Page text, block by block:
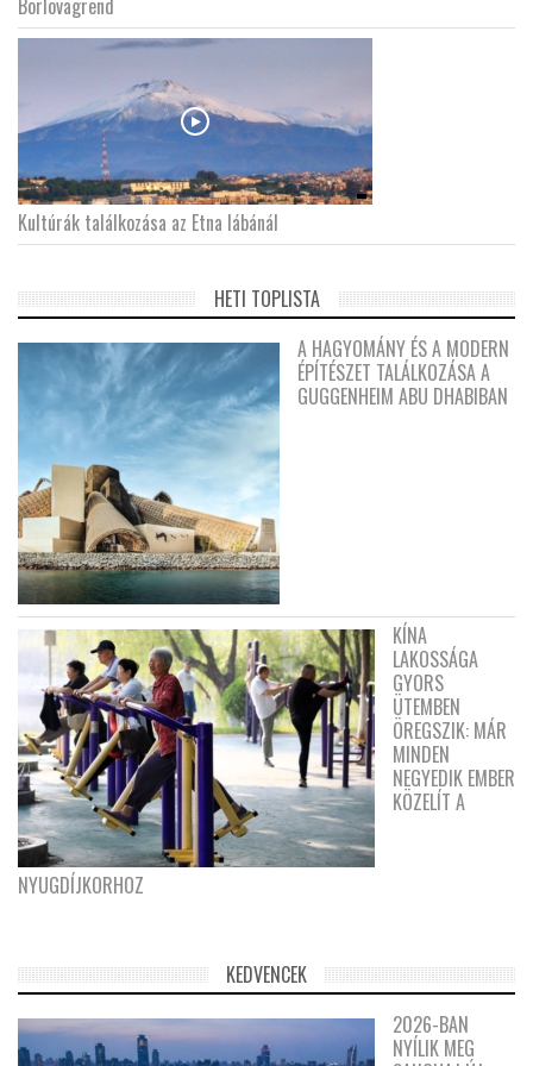
Borlovagrend
Kultúrák találkozása az Etna lábánál
HETI TOPLISTA
A HAGYOMÁNY ÉS A MODERN
ÉPÍTÉSZET TALÁLKOZÁSA A
GUGGENHEIM ABU DHABIBAN
KÍNA
LAKOSSÁGA
GYORS
ÜTEMBEN
ÖREGSZIK: MÁR
MINDEN
NEGYEDIK EMBER
KÖZELÍT A
NYUGDÍJKORHOZ
KEDVENCEK
2026-BAN
NYÍLIK MEG